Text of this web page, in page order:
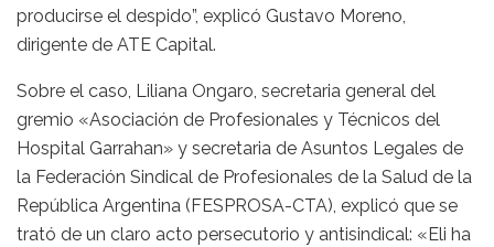
producirse el despido”, explicó Gustavo Moreno,
dirigente de ATE Capital.
Sobre el caso, Liliana Ongaro, secretaria general del
gremio «Asociación de Profesionales y Técnicos del
Hospital Garrahan» y secretaria de Asuntos Legales de
la Federación Sindical de Profesionales de la Salud de la
República Argentina (FESPROSA-CTA), explicó que se
trató de un claro acto persecutorio y antisindical: «Eli ha